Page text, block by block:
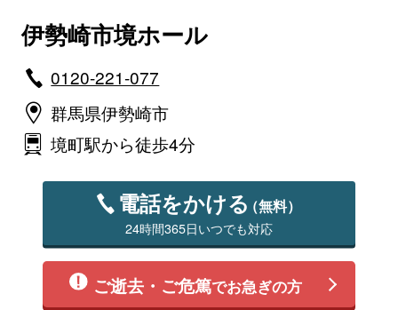
伊勢崎市境ホール
0120-221-077
群馬県伊勢崎市
境町駅から徒歩4分
電話をかける（無料）
24時間365日いつでも対応
ご逝去・ご危篤でお急ぎの方